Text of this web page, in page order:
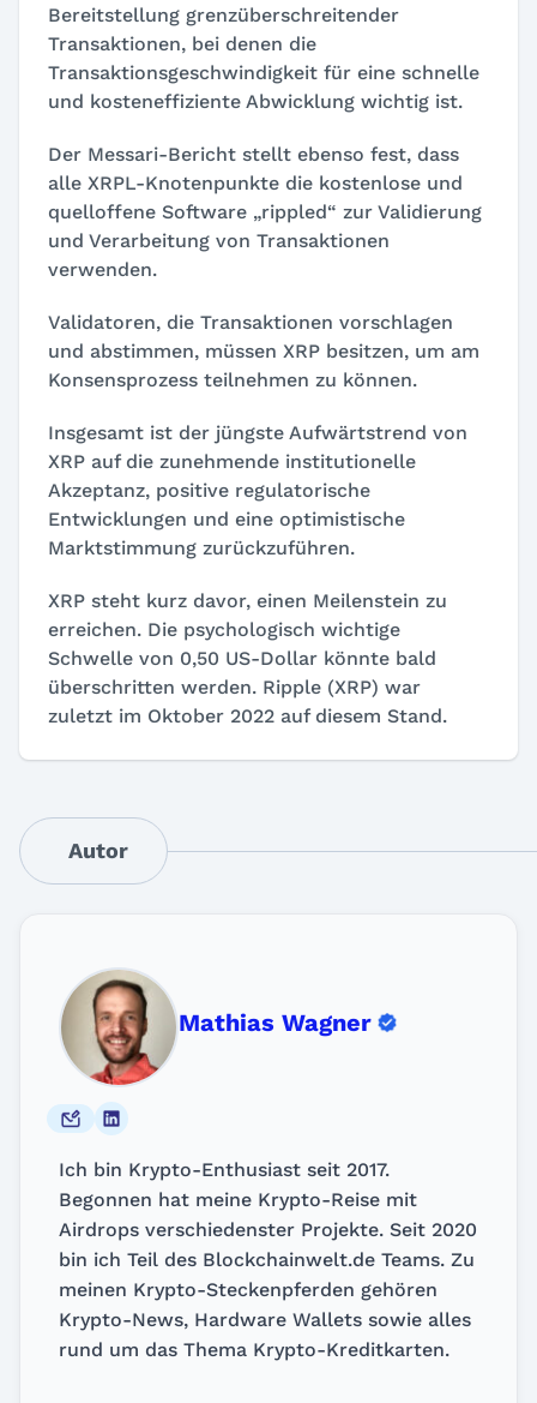
Bereitstellung grenzüberschreitender
Transaktionen, bei denen die
Transaktionsgeschwindigkeit für eine schnelle
und kosteneffiziente Abwicklung wichtig ist.
Der Messari-Bericht stellt ebenso fest, dass
alle XRPL-Knotenpunkte die kostenlose und
quelloffene Software „rippled“ zur Validierung
und Verarbeitung von Transaktionen
verwenden.
Validatoren, die Transaktionen vorschlagen
und abstimmen, müssen XRP besitzen, um am
Konsensprozess teilnehmen zu können.
Insgesamt ist der jüngste Aufwärtstrend von
XRP auf die zunehmende institutionelle
Akzeptanz, positive regulatorische
Entwicklungen und eine optimistische
Marktstimmung zurückzuführen.
XRP steht kurz davor, einen Meilenstein zu
erreichen. Die psychologisch wichtige
Schwelle von 0,50 US-Dollar könnte bald
überschritten werden. Ripple (XRP) war
zuletzt im Oktober 2022 auf diesem Stand.
Autor
Mathias Wagner
Ich bin Krypto-Enthusiast seit 2017.
Begonnen hat meine Krypto-Reise mit
Airdrops verschiedenster Projekte. Seit 2020
bin ich Teil des Blockchainwelt.de Teams. Zu
meinen Krypto-Steckenpferden gehören
Krypto-News, Hardware Wallets sowie alles
rund um das Thema Krypto-Kreditkarten.